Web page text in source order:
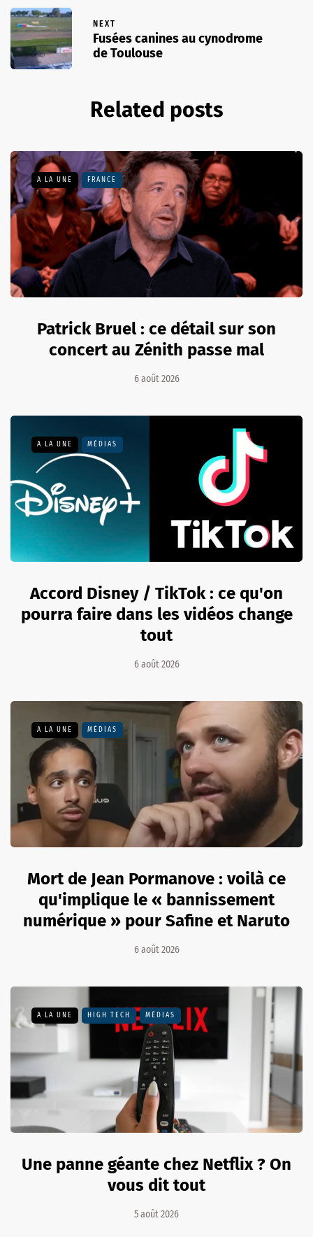
NEXT
Fusées canines au cynodrome
de Toulouse
Related posts
A LA UNE FRANCE
Patrick Bruel : ce détail sur son
concert au Zénith passe mal
6 août 2026
A LA UNE MÉDIAS
Accord Disney / TikTok : ce qu'on
pourra faire dans les vidéos change
tout
6 août 2026
A LA UNE MÉDIAS
Mort de Jean Pormanove : voilà ce
qu'implique le « bannissement
numérique » pour Safine et Naruto
6 août 2026
A LA UNE HIGH TECH MÉDIAS
Une panne géante chez Netflix ? On
vous dit tout
5 août 2026